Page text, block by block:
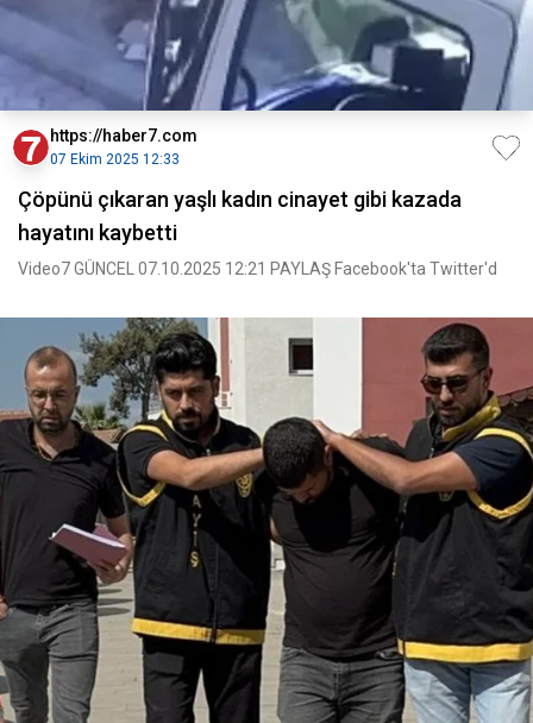
https://haber7.com
07 Ekim 2025 12:33
Çöpünü çıkaran yaşlı kadın cinayet gibi kazada
hayatını kaybetti
Video7 GÜNCEL 07.10.2025 12:21 PAYLAŞ Facebook'ta Twitter'd